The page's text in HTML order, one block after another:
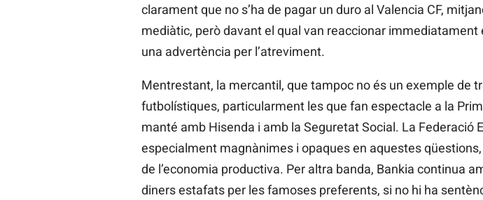
clarament que no s’ha de pagar un duro al Valencia CF,
mediàtic, però davant el qual van reaccionar immediatament
una advertència per l’atreviment.
Mentrestant, la mercantil, que tampoc no és un exemple de
futbolístiques, particularment les que fan espectacle a la
manté amb Hisenda i amb la Seguretat Social. La Federació
especialment magnànimes i opaques en aquestes
de l’economia productiva. Per altra banda, Bankia continua
diners estafats per les famoses preferents, si no hi ha